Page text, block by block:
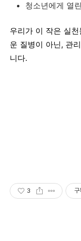
청소년에게 열
우리가 이 작은 실
운 질병이 아닌, 관
니다.
3 구